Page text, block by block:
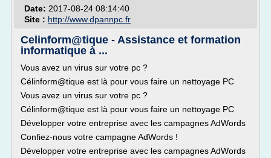
Date: 2017-08-24 08:14:40
Site : http://www.dpannpc.fr
Celinform@tique - Assistance et formation
informatique à ...
Vous avez un virus sur votre pc ?
Célinform@tique est là pour vous faire un nettoyage PC
Vous avez un virus sur votre pc ?
Célinform@tique est là pour vous faire un nettoyage PC
Développer votre entreprise avec les campagnes AdWords
Confiez-nous votre campagne AdWords !
Développer votre entreprise avec les campagnes AdWords